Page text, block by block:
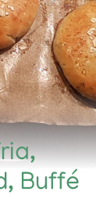
Buffé